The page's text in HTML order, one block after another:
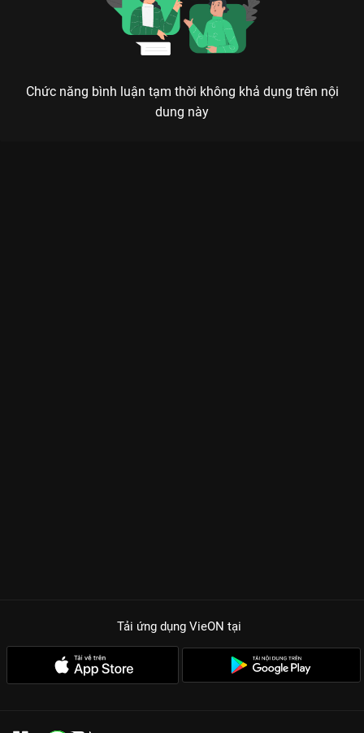
Chức năng bình luận tạm thời không khả dụng trên nội
dung này
Tải ứng dụng VieON tại